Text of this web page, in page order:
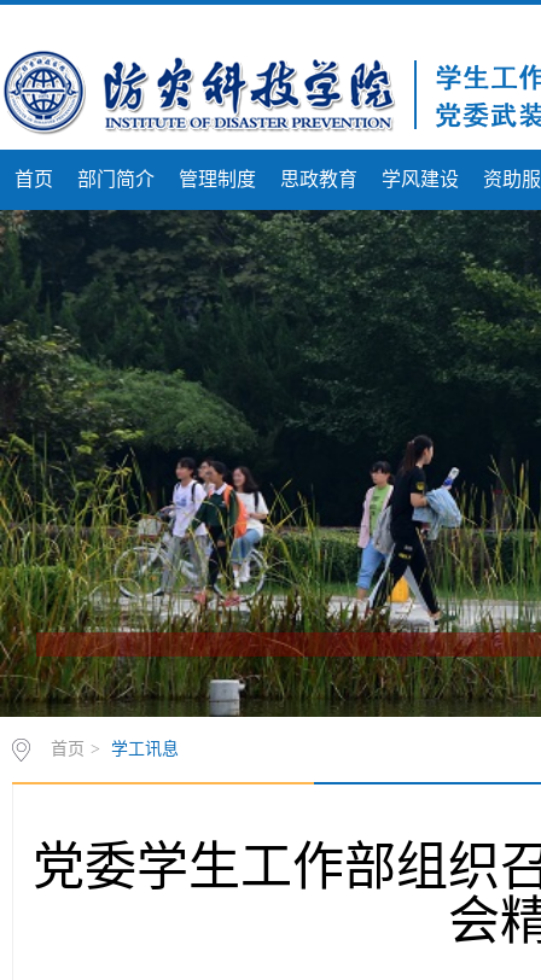
首页 部门简介 管理制度 思政教育 学风建设 资助
首页 > 学工讯息
党委学生工作部组织
会